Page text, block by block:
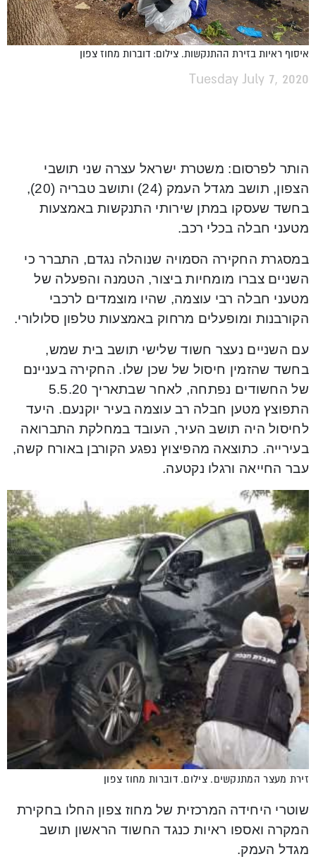
איסוף ראיות בזירת ההתנקשות. צילום: דוברות מחוז צפון
Tuesday July 7, 2020
הותר לפרסום: משטרת ישראל עצרה שני תושבי
הצפון, תושב מגדל העמק (24) ותושב טבריה (20),
בחשד שעסקו במתן שירותי התנקשות באמצעות
מטעני חבלה בכלי רכב.
במסגרת החקירה הסמויה שנוהלה נגדם, התברר כי
השניים צברו מומחיות ביצור, הטמנה והפעלה של
מטעני חבלה רבי עוצמה, שהיו מוצמדים לרכבי
הקורבנות ומופעלים מרחוק באמצעות טלפון סלולורי.
עם השניים נעצר חשוד שלישי תושב בית שמש,
בחשד שהזמין חיסול של שכן שלו. החקירה בעניינם
של החשודים נפתחה, לאחר שבתאריך 5.5.20
התפוצץ מטען חבלה רב עוצמה בעיר יוקנעם. היעד
לחיסול היה תושב העיר, העובד במחלקת התברואה
בעירייה. כתוצאה מהפיצוץ נפגע הקורבן באורח קשה,
עבר החייאה ורגלו נקטעה.
זירת מעצר המתנקשים. צילום. דוברות מחוז צפון
שוטרי היחידה המרכזית של מחוז צפון החלו בחקירת
המקרה ואספו ראיות כנגד החשוד הראשון תושב
מגדל העמק.